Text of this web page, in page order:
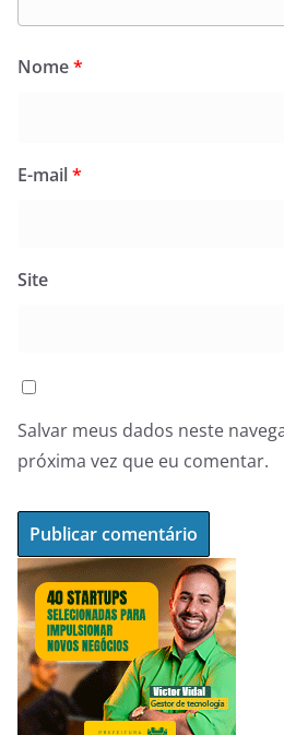
Nome*
E-mail*
Site
Salvar meus dados neste
próxima vez que eu comentar.